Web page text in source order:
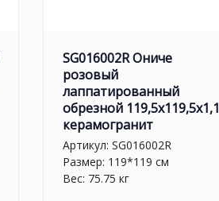
SG016002R Ониче
розовый
лаппатированный
обрезной 119,5x119,5x1,1
керамогранит
Артикул: SG016002R
Размер: 119*119 см
Вес: 75.75 кг